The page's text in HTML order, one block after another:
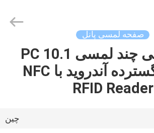
صفحه لمسی پانل
پنل صنعتی چند لمسی PC 10.1
"صفحه گسترده آندروید با NFC
RFID Reader
چین